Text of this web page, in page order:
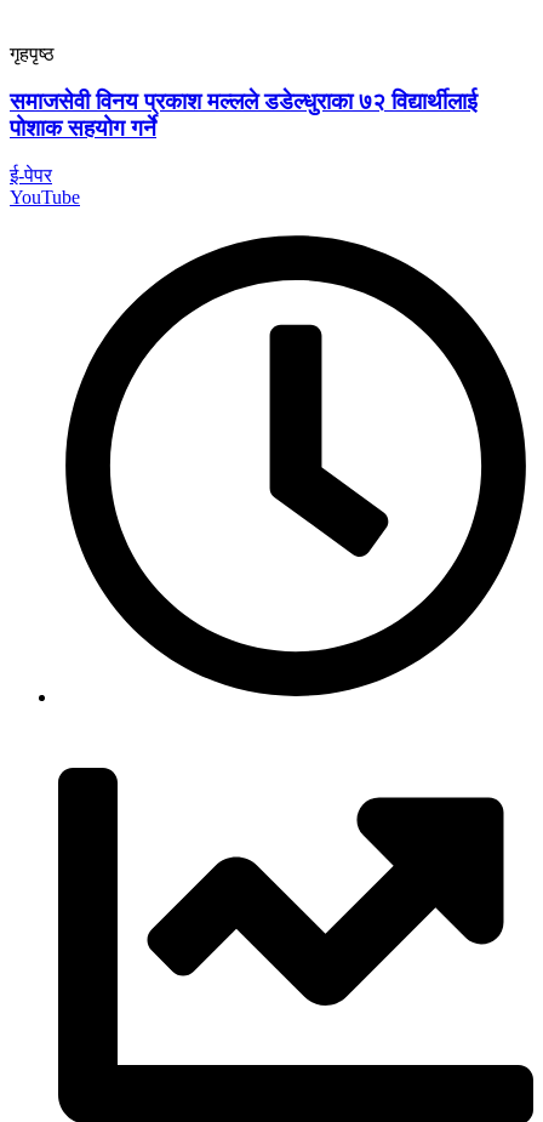
गृहपृष्ठ
समाजसेवी विनय प्रकाश मल्लले डडेल्धुराका ७२ विद्यार्थीलाई
पोशाक सहयोग गर्ने
ई-पेपर
YouTube